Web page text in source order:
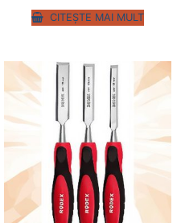
CITEȘTE MAI MULT